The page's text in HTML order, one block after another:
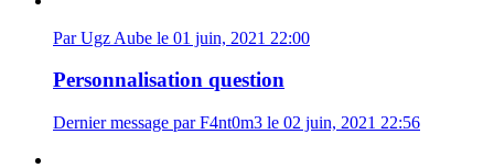
Par Ugz Aube le 01 juin, 2021 22:00
Personnalisation question
Dernier message par F4nt0m3 le 02 juin, 2021 22:56